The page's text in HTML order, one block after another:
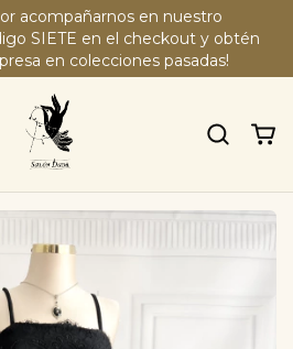
acompañarnos en nuestro
SIETE en el checkout y obtén
en colecciones pasadas!